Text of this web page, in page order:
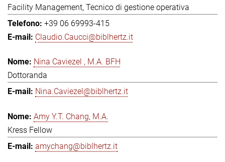
Facility Management, Tecnico di gestione operativa
+39 06 69993-415
Claudio.Caucci@biblhertz.it
Nina Caviezel , M.A. BFH
Dottoranda
Nina.Caviezel@biblhertz.it
Amy Y.T. Chang, M.A.
Kress Fellow
amychang@biblhertz.it